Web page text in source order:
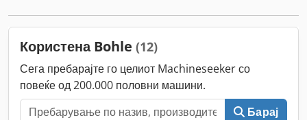
Користена Bohle (12)
Сега пребарајте го целиот Machineseeker со
повеќе од 200.000 половни машини.
Барај